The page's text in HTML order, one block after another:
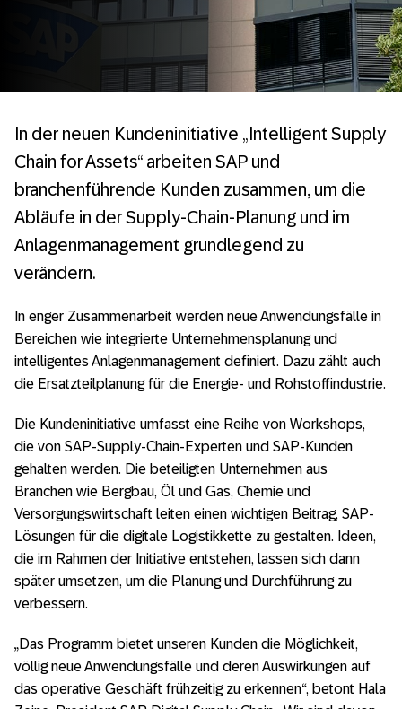
In der neuen Kundeninitiative „Intelligent Supply
Chain for Assets“ arbeiten SAP und
branchenführende Kunden zusammen, um die
Abläufe in der Supply-Chain-Planung und im
Anlagenmanagement grundlegend zu
verändern.
In enger Zusammenarbeit werden neue Anwendungsfälle in
Bereichen wie integrierte Unternehmensplanung und
intelligentes Anlagenmanagement definiert. Dazu zählt auch
die Ersatzteilplanung für die Energie- und Rohstoffindustrie.
Die Kundeninitiative umfasst eine Reihe von Workshops,
die von SAP-Supply-Chain-Experten und SAP-Kunden
gehalten werden. Die beteiligten Unternehmen aus
Branchen wie Bergbau, Öl und Gas, Chemie und
Versorgungswirtschaft leiten einen wichtigen Beitrag, SAP-
Lösungen für die digitale Logistikkette zu gestalten. Ideen,
die im Rahmen der Initiative entstehen, lassen sich dann
später umsetzen, um die Planung und Durchführung zu
verbessern.
„Das Programm bietet unseren Kunden die Möglichkeit,
völlig neue Anwendungsfälle und deren Auswirkungen auf
das operative Geschäft frühzeitig zu erkennen“, betont Hala